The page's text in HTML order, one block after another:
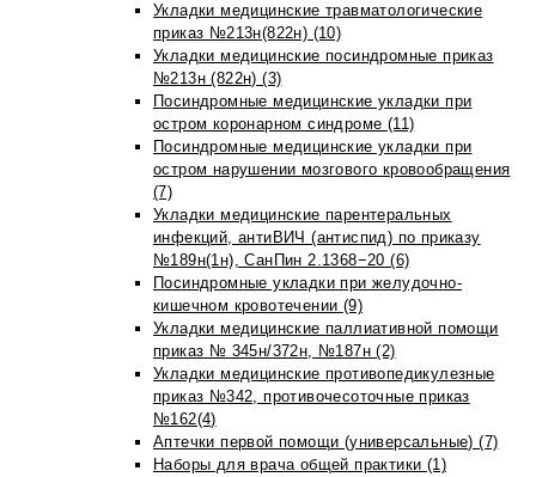
Укладки медицинские травматологические
приказ №213н(822н) (10)
Укладки медицинские посиндромные приказ
№213н (822н) (3)
Посиндромные медицинские укладки при
остром коронарном синдроме (11)
Посиндромные медицинские укладки при
остром нарушении мозгового кровообращения
(7)
Укладки медицинские парентеральных
инфекций, антиВИЧ (антиспид) по приказу
№189н(1н), СанПин 2.1368−20 (6)
Посиндромные укладки при желудочно-
кишечном кровотечении (9)
Укладки медицинские паллиативной помощи
приказ № 345н/372н, №187н (2)
Укладки медицинские противопедикулезные
приказ №342, противочесоточные приказ
№162(4)
Аптечки первой помощи (универсальные) (7)
Наборы для врача общей практики (1)